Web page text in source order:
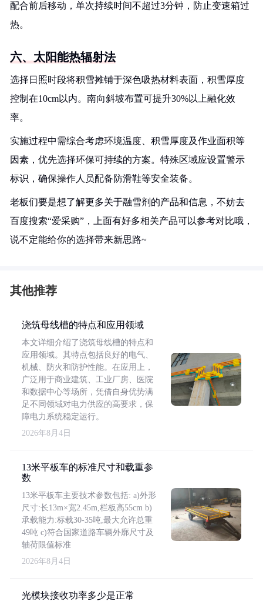
配合前后移动，单次持续时间不超过3分钟，防止变速箱过
热。
六、太阳能热辐射法
选择日照时段将积雪摊铺于深色吸热材料表面，积雪厚度
控制在10cm以内。南向斜坡布置可提升30%以上融化效
率。
实施过程中需综合考虑环境温度、积雪厚度及作业面积等
因素，优先选择环保可持续的方案。特殊区域应设置警示
标识，确保操作人员配备防滑鞋等安全装备。
老板们要是想了解更多关于融雪剂的产品和信息，不妨去
百度搜索“爱采购”，上面有好多相关产品可以参考对比哦，
说不定能给你的选择带来新思路~
其他推荐
浇筑母线槽的特点和应用领域
本文详细介绍了浇筑母线槽的特点和
应用领域。其特点包括良好的电气、
机械、防火和防护性能。在应用上，
广泛用于商业建筑、工业厂房、医院
和数据中心等场所，凭借自身优势满
足不同领域对电力供应的高要求，保
障电力系统稳定运行。
2026年8月4日
13米平板车的标准尺寸和载重参
数
13米平板车主要技术参数包括: a)外形
尺寸:长13m×宽2.45m,栏板高55cm b)
承载能力:标载30-35吨,最大允许总重
49吨 c)符合国家道路车辆外廓尺寸及
轴荷限值标准
2026年8月4日
光模块接收功率多少是正常